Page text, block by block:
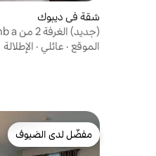
شقة في ديبوك
الأيقونة
الموقع · عائلي · الإطلالة
مفضّل لدى الضيوف
مفضّل لدى الضيوف